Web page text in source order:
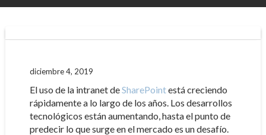
diciembre 4, 2019
El uso de la intranet deSharePointestá creciendo
rápidamente a lo largo de los años. Los desarrollos
tecnológicos están aumentando, hasta el punto de
predecir lo que surge en el mercado es un desafío.